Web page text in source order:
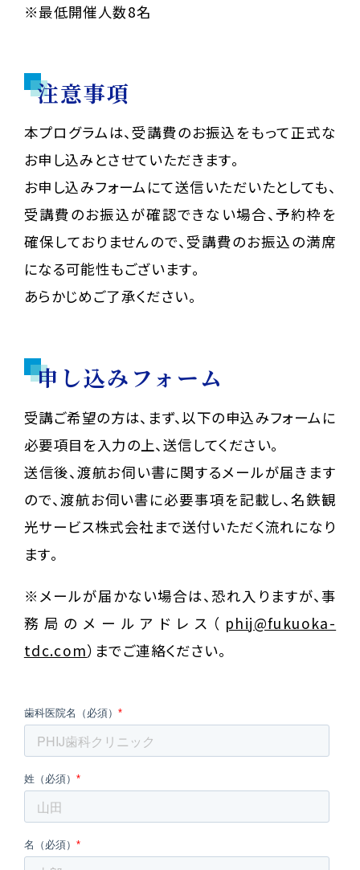
※最低開催人数8名
注意事項
本プログラムは、受講費のお振込をもって正式な
お申し込みとさせていただきます。
お申し込みフォームにて送信いただいたとしても、
受講費のお振込が確認できない場合、予約枠を
確保しておりませんので、受講費のお振込の満席
になる可能性もございます。
あらかじめご了承ください。
申し込みフォーム
受講ご希望の方は、まず、以下の申込みフォームに
必要項目を入力の上、送信してください。
送信後、渡航お伺い書に関するメールが届きます
ので、渡航お伺い書に必要事項を記載し、名鉄観
光サービス株式会社まで送付いただく流れになり
ます。
※メールが届かない場合は、恐れ入りますが、事
務局のメールアドレス（ phij@fukuoka-
tdc.com）までご連絡ください。